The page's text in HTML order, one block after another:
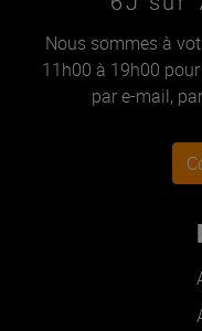
Nous sommes à
11h00 à 19h00
par e-mail,